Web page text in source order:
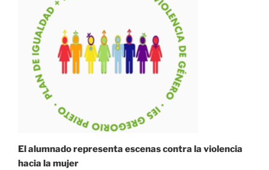
El alumnado representa escenas contra la violencia
hacia la mujer